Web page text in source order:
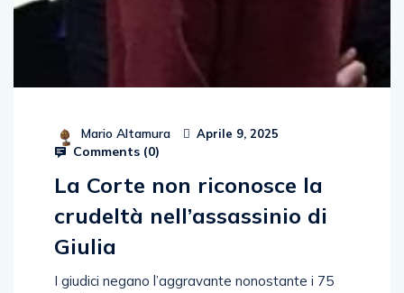
Mario Altamura Aprile 9, 2025
Comments (0)
La Corte non riconosce la
crudeltà nell’assassinio di
Giulia
I giudici negano l’aggravante nonostante i 75